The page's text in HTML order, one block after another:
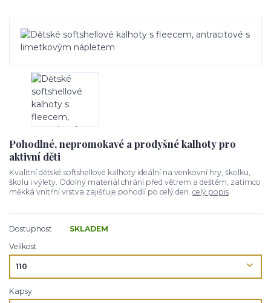
Pohodlné, nepromokavé a prodyšné kalhoty pro
aktivní děti
Kvalitní dětské softshellové kalhoty ideální na venkovní hry, školku,
školu i výlety. Odolný materiál chrání před větrem a deštěm, zatímco
měkká vnitřní vrstva zajišťuje pohodlí po celý den. celý popis
Dostupnost
SKLADEM
Velikost
Kapsy